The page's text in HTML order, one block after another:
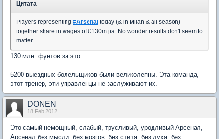
Цитата
Players representing #Arsenal today (& in Milan & all season)
together share in wages of £130m pa. No wonder results don't seem to
matter
130 млн. фунтов за это...
5200 выездных болельщиков были великолепны. Эта команда,
этот тренер, эти управленцы не заслуживают их.
DONEN
18 Feb 2012
Это самый немощный, слабый, трусливый, уродливый Арсенал,
Арсенал без мысли, без мозгов, без стиля, без духа, без